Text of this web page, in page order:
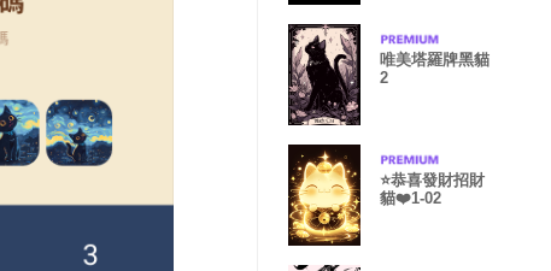
唯美塔羅牌黑貓
2
⭐️恭喜發財招財
貓❤️1-02